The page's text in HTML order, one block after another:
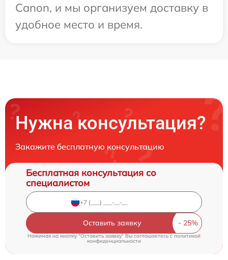
Canon, и мы организуем доставку в
удобное место и время.
Нужна консультация?
Закажите бесплатную консультацию
Бесплатная консультация со
специалистом
Оставить заявку
Нажимая на кнопку "Оставить заявку" Вы соглашаетесь cполитикой
конфиденциальности